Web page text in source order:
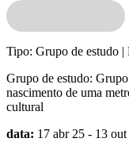
Tipo: Grupo de estudo |
Grupo de estudo:
nascimento de uma
cultural
data: 17 abr 25 - 13